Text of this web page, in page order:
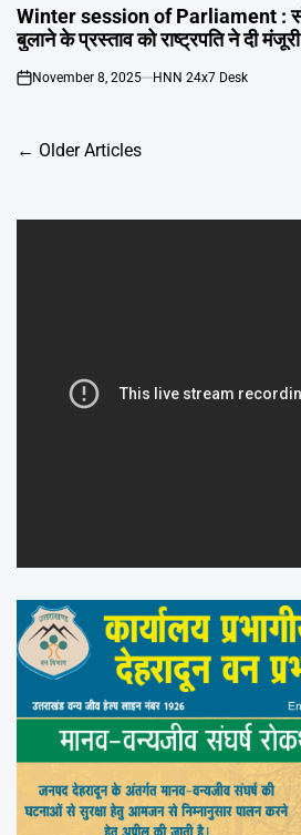
IN
Winter session of Parliament : संसद के शीतकालीन सत्र
बुलाने के प्रस्ताव को राष्ट्रपति ने दी मंजूरी
on
November 8, 2025 HNN 24x7 Desk
Posts
← Older Articles